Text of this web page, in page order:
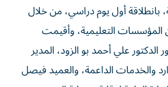
أول يوم دراسي، من خلال
التعليمية، وأقيمت
علي أحمد بو الزود، المدير
والخدمات الداعمة، والعميد فيصل